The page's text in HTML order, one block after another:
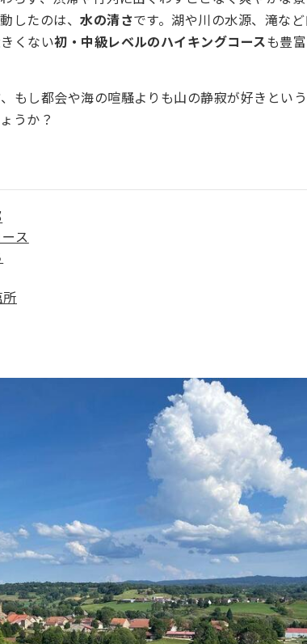
したのは、水の清さです。湖や川の水源、滝など
くない初・中級レベルのハイキングコースも豊
もし都会や海の喧騒よりも山の静寂が好きとい
うか？
ス